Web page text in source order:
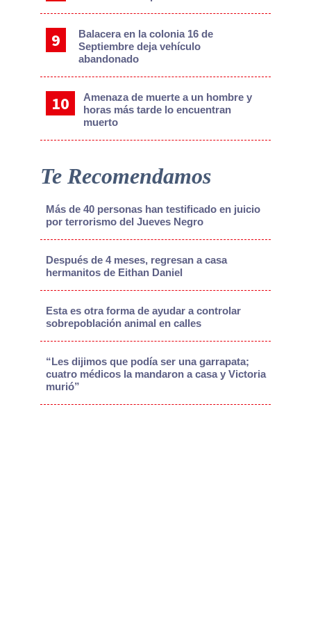
Balacera en la colonia 16 de
Septiembre deja vehículo
abandonado
Amenaza de muerte a un hombre y
horas más tarde lo encuentran
muerto
Te Recomendamos
Más de 40 personas han testificado en juicio
por terrorismo del Jueves Negro
Después de 4 meses, regresan a casa
hermanitos de Eithan Daniel
Esta es otra forma de ayudar a controlar
sobrepoblación animal en calles
“Les dijimos que podía ser una garrapata;
cuatro médicos la mandaron a casa y Victoria
murió”